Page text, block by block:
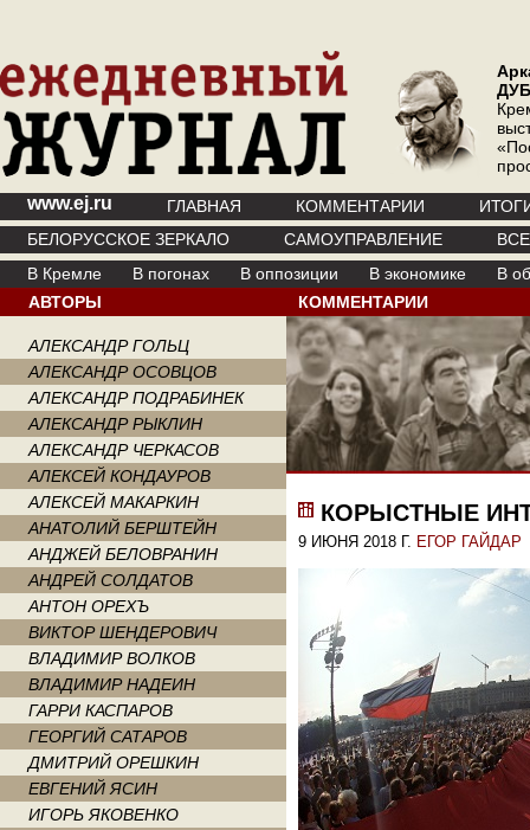
www.ej.ru ГЛАВНАЯ КОММЕНТАРИИ
БЕЛОРУССКОЕ ЗЕРКАЛО
САМОУПРАВЛЕНИЕ
В Кремле
В погонах В оппозиции В экономике
В
АВТОРЫ
АЛЕКСАНДР ГОЛЬЦ
АЛЕКСАНДР ОСОВЦОВ
АЛЕКСАНДР ПОДРАБИНЕК
АЛЕКСАНДР РЫКЛИН
АЛЕКСАНДР ЧЕРКАСОВ
АЛЕКСЕЙ КОНДАУРОВ
АЛЕКСЕЙ МАКАРКИН
АНАТОЛИЙ БЕРШТЕЙН
АНДЖЕЙ БЕЛОВРАНИН
АНДРЕЙ СОЛДАТОВ
АНТОН ОРЕХЪ
ВИКТОР ШЕНДЕРОВИЧ
ВЛАДИМИР ВОЛКОВ
ВЛАДИМИР НАДЕИН
ГАРРИ КАСПАРОВ
ГЕОРГИЙ САТАРОВ
ДМИТРИЙ ОРЕШКИН
ЕВГЕНИЙ ЯСИН
ИГОРЬ ЯКОВЕНКО
КОММЕНТАРИИ
КОРЫСТНЫЕ
9 ИЮНЯ 2018 Г. ЕГОР ГАЙДАР